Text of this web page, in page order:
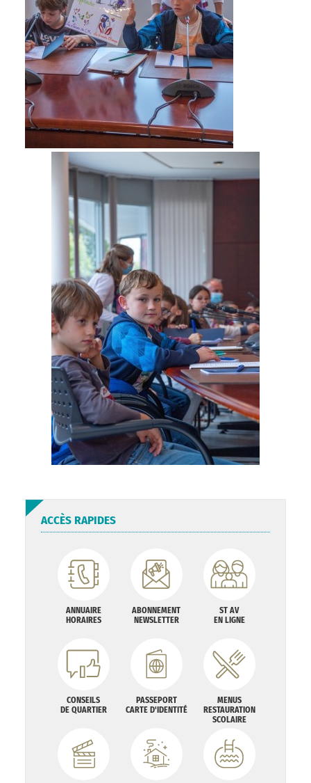
ACCÈS RAPIDES
ANNUAIRE
HORAIRES
ABONNEMENT
NEWSLETTER
ST AV
EN LIGNE
CONSEILS
DE QUARTIER
PASSEPORT
CARTE D'IDENTITÉ
MENUS
RESTAURATION
SCOLAIRE